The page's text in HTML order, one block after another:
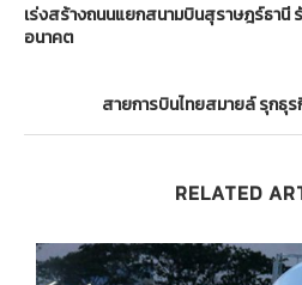
เร่งสร้างถนนแยกสนามบินสุราษฎร์ธานี
อนาคต
สายการบินไทยสมายล์ รุกธุ
RELATED